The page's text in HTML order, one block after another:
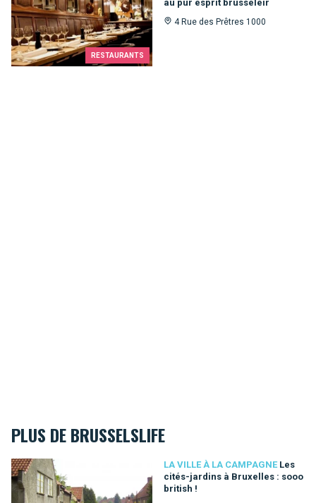
RESTAURANTS
au pur esprit brusseleir
4 Rue des Prêtres 1000
PLUS DE BRUSSELSLIFE
LA VILLE À LA CAMPAGNE Les
cités-jardins à Bruxelles : sooo
british !
Les cités-jardins à Bruxelles : sooo british !